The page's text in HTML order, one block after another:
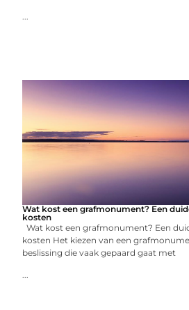
...
Wat kost een grafmonument? Een
kosten
Wat kost een grafmonument? Een
kosten Het kiezen van een
beslissing die vaak gepaard gaat met
...